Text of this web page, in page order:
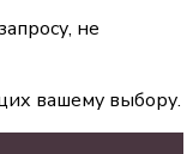
не
вашему выбору.